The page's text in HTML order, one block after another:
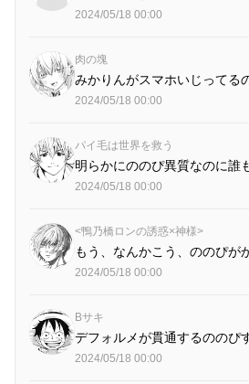
2024/05/18 00:00
肉の塊
みかりんがスマホいじってる
2024/05/18 00:00
パイ毛は世界を救う
明らかにののぴ異質なのに誰
2024/05/18 00:00
<鴨乃橋ロンの誘惑×神様>
もう、なんかこう、ののぴが
2024/05/18 00:00
Bサキ
デフォルメが貫通するののぴ
2024/05/18 00:00